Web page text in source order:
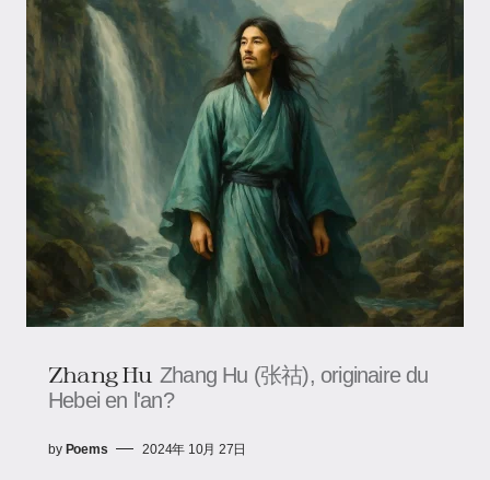
Zhang Hu Zhang Hu (张祜), originaire du
Hebei en l'an?
by Poems 2024年 10月 27日